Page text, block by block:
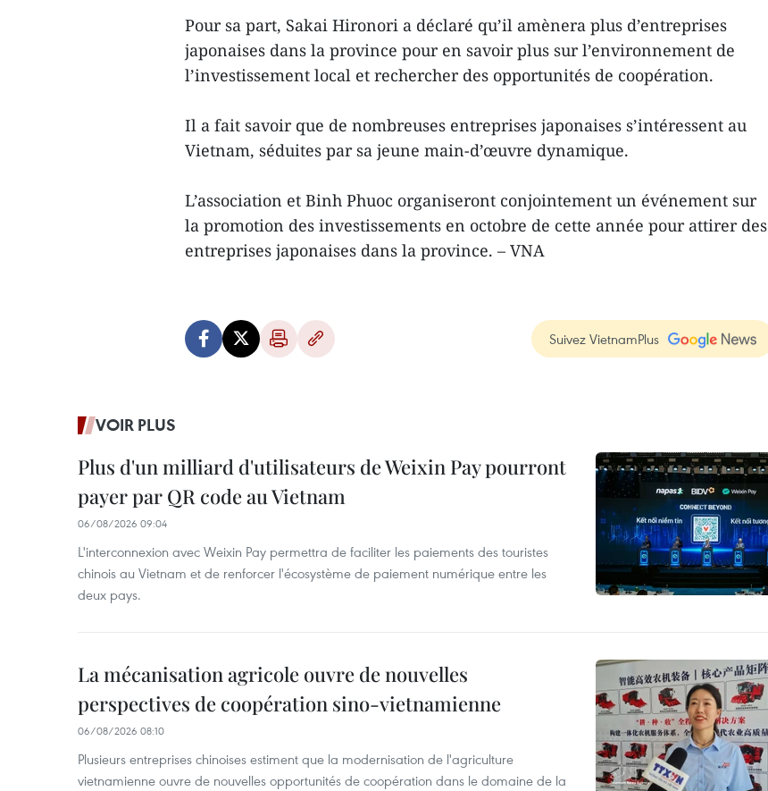
Pour sa part, Sakai Hironori a déclaré qu’il amènera plus d’entreprises
japonaises dans la province pour en savoir plus sur l’environnement de
l’investissement local et rechercher des opportunités de coopération.
Il a fait savoir que de nombreuses entreprises japonaises s’intéressent au
Vietnam, séduites par sa jeune main-d’œuvre dynamique.
L’association et Binh Phuoc organiseront conjointement un événement sur
la promotion des investissements en octobre de cette année pour attirer des
entreprises japonaises dans la province. – VNA
Suivez VietnamPlus
VOIR PLUS
Plus d'un milliard d'utilisateurs de Weixin Pay pourront
payer par QR code au Vietnam
06/08/2026 09:04
L'interconnexion avec Weixin Pay permettra de faciliter les paiements des touristes
chinois au Vietnam et de renforcer l'écosystème de paiement numérique entre les
deux pays.
La mécanisation agricole ouvre de nouvelles
perspectives de coopération sino-vietnamienne
06/08/2026 08:10
Plusieurs entreprises chinoises estiment que la modernisation de l'agriculture
vietnamienne ouvre de nouvelles opportunités de coopération dans le domaine de la